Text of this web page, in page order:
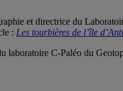
et directrice du
: Les tourbières de l’île
laboratoire C-Paléo du